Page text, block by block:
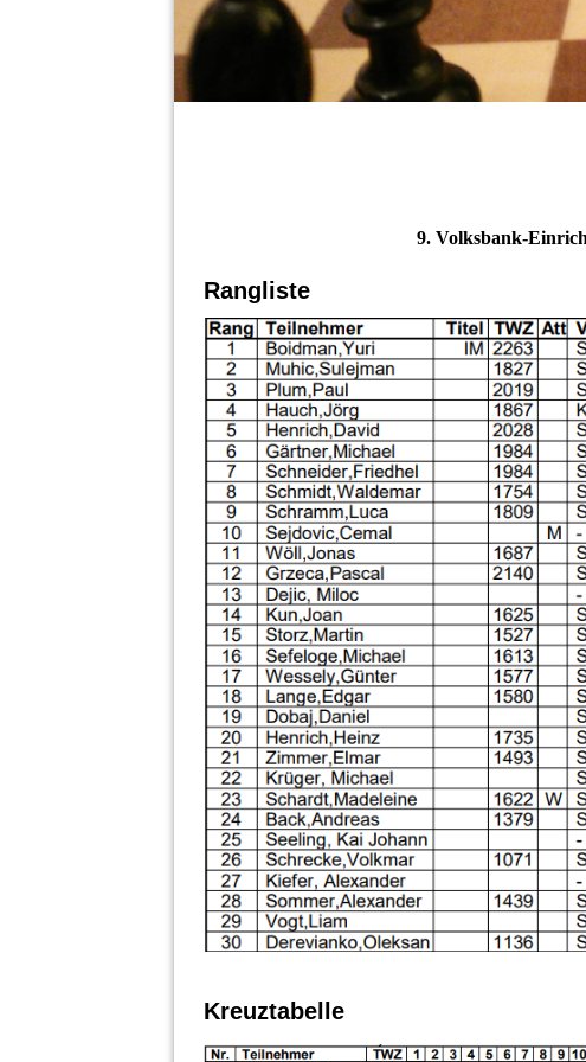
9. Volksbank-
Rangliste
Kreuztabelle